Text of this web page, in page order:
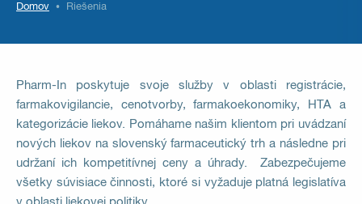
Domov Riešenia
Pharm-In poskytuje svoje služby v oblasti registrácie,
farmakovigilancie, cenotvorby, farmakoekonomiky, HTA a
kategorizácie liekov.
Pomáhame našim klientom pri uvádzaní
nových liekov na slovenský farmaceutický trh a následne pri
udržaní ich kompetitívnej ceny a úhrady.
Zabezpečujeme
všetky súvisiace činnosti, ktoré si vyžaduje platná legislatíva